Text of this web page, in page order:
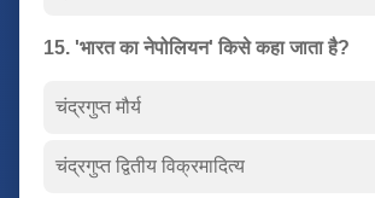
15. 'भारत का नेपोलियन' किसे कहा जाता है?
चंद्रगुप्त मौर्य
चंद्रगुप्त द्वितीय विक्रमादित्य